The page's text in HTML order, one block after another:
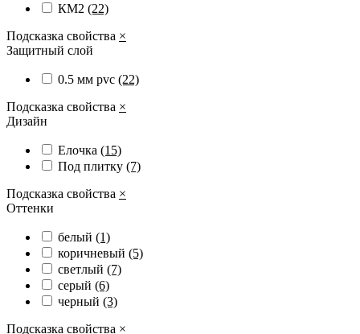
КМ2 (22)
Подсказка свойства ×
Защитный слой
0.5 мм pvc (22)
Подсказка свойства ×
Дизайн
Елочка (15)
Под плитку (7)
Подсказка свойства ×
Оттенки
белый (1)
коричневый (5)
светлый (7)
серый (6)
черный (3)
Подсказка свойства ×